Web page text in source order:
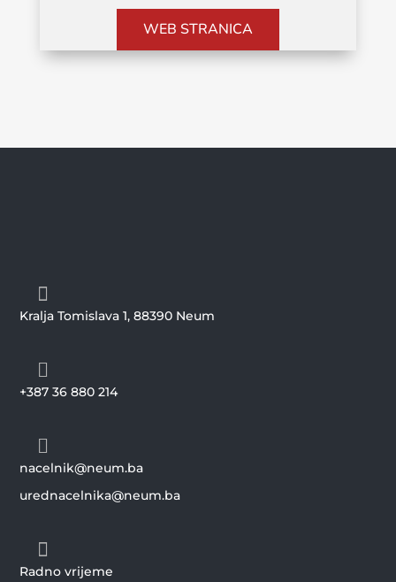
WEB STRANICA

Kralja Tomislava 1, 88390 Neum

+387 36 880 214

nacelnik@neum.ba
urednacelnika@neum.ba

Radno vrijeme